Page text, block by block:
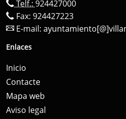
Telf.: 924427000
Fax: 924427223
E-mail:
Enlaces
Inicio
Contacte
Mapa web
Aviso legal